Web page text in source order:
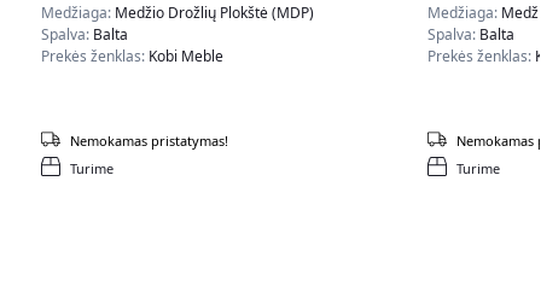
Medžiaga: Medžio Drožlių Plokštė (MDP)
Spalva: Balta
Prekės ženklas: Kobi Meble
Turime
Nemokamas pristatymas!
Medžiaga:
Spalva: Balta
Prekės ženklas:
Turime
Nemokamas